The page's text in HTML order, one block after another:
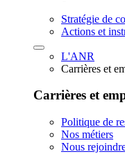
Stratégie de
Actions et
L'ANR
Carrières et
Carrières et
Politique de
Nos métiers
Nous